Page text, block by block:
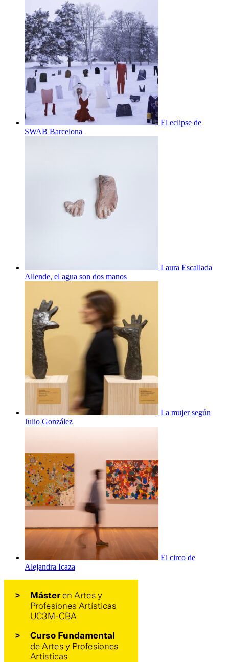
El eclipse de
SWAB Barcelona
Laura Escallada
Allende, el agua son dos manos
La mujer según
Julio González
El circo de
Alejandra Icaza